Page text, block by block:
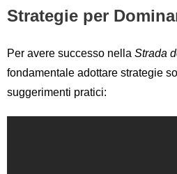
Strategie per
Per avere successo nella Strada
fondamentale adottare strategie
suggerimenti pratici: